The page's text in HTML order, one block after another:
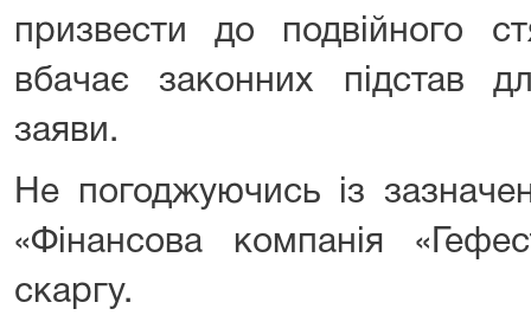
призвести до подвійного
вбачає законних підстав
заяви.
Не погоджуючись із
«Фінансова компанія
скаргу.